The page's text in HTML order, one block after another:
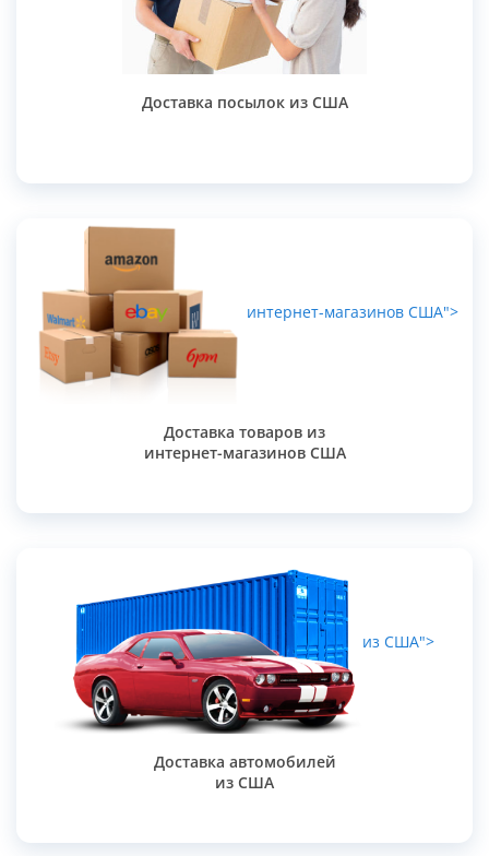
Доставка посылок из США
интернет-магазинов США">
Доставка товаров из
интернет-магазинов США
из США">
Доставка автомобилей
из США